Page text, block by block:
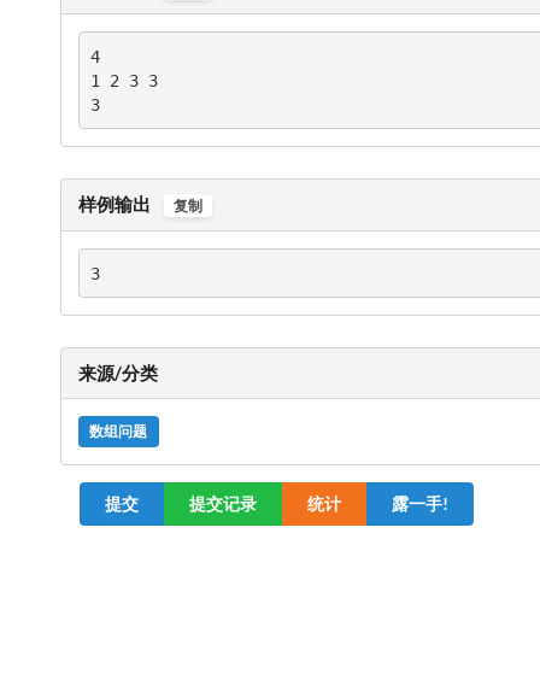
4
1 2 3 3
3
样例输出 复制
3
来源/分类
数组问题
提交 提交记录 统计 露一手!